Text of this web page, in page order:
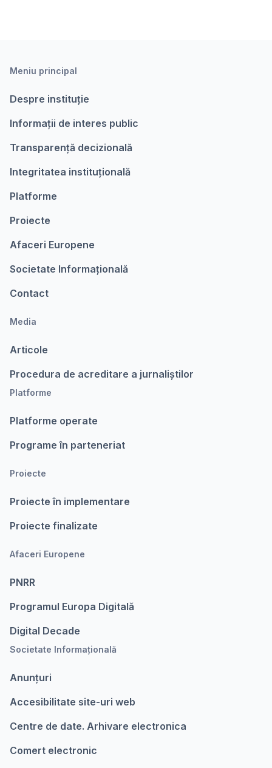
Meniu principal
Despre instituție
Informații de interes public
Transparență decizională
Integritatea instituțională
Platforme
Proiecte
Afaceri Europene
Societate Informațională
Contact
Media
Articole
Procedura de acreditare a jurnaliștilor
Platforme
Platforme operate
Programe în parteneriat
Proiecte
Proiecte în implementare
Proiecte finalizate
Afaceri Europene
PNRR
Programul Europa Digitalǎ
Digital Decade
Societate Informațională
Anunțuri
Accesibilitate site-uri web
Centre de date. Arhivare electronica
Comert electronic